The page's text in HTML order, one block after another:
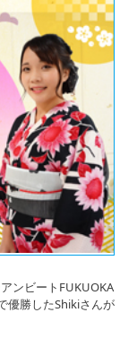
ンビートFUKUOKA
優勝したShikiさんが